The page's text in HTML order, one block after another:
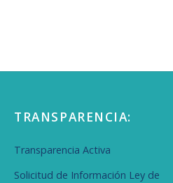
TRANSPARENCIA:
Transparencia Activa
Solicitud de Información Ley de